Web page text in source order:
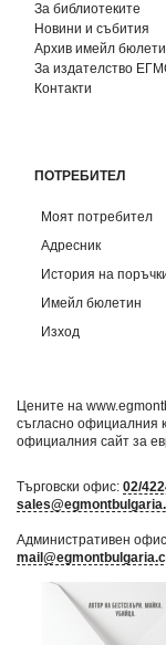
За библиотеките
Новини и събития
Архив имейл
За издателство
Контакти
ПОТРЕБИТЕЛ
Моят потребител
Адресник
История на
Имейл бюлетин
Изход
Цените на
съгласно официалния
официалния сайт за
Търговски офис: 02/
Административен